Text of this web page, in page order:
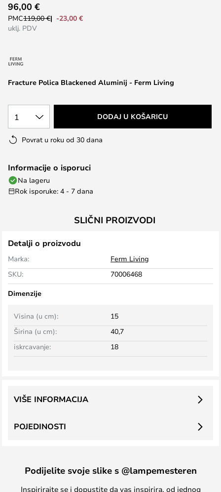
to
the
beginning
the
gallery
Fracture Polica Blackened Aluminij - Ferm Living
96,00 €
PMC119,00 €
-23,00 €
uklj. PDV
1 DODAJ U KOŠARICU
Povrat u roku od 30 dana
Informacije o isporuci
Na lageru
Rok isporuke: 4 - 7 dana
SLIČNI PROIZVODI
Detalji o proizvodu
Marka:
Ferm Living
SKU:
70006468
Dimenzije
Širina (u cm): 40,7
Visina (u cm): 15
iskrcavanje: 18
POJEDINOSTI
VIŠE INFORMACIJA
Podijelite svoje slike s @lampemesteren
Inspirirajte se i dopustite da vas inspirira, od jednog